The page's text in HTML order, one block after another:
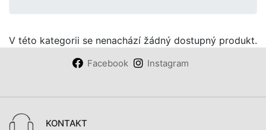
V této kategorii se nenachází žádný dostupný produkt.
Facebook Instagram
KONTAKT